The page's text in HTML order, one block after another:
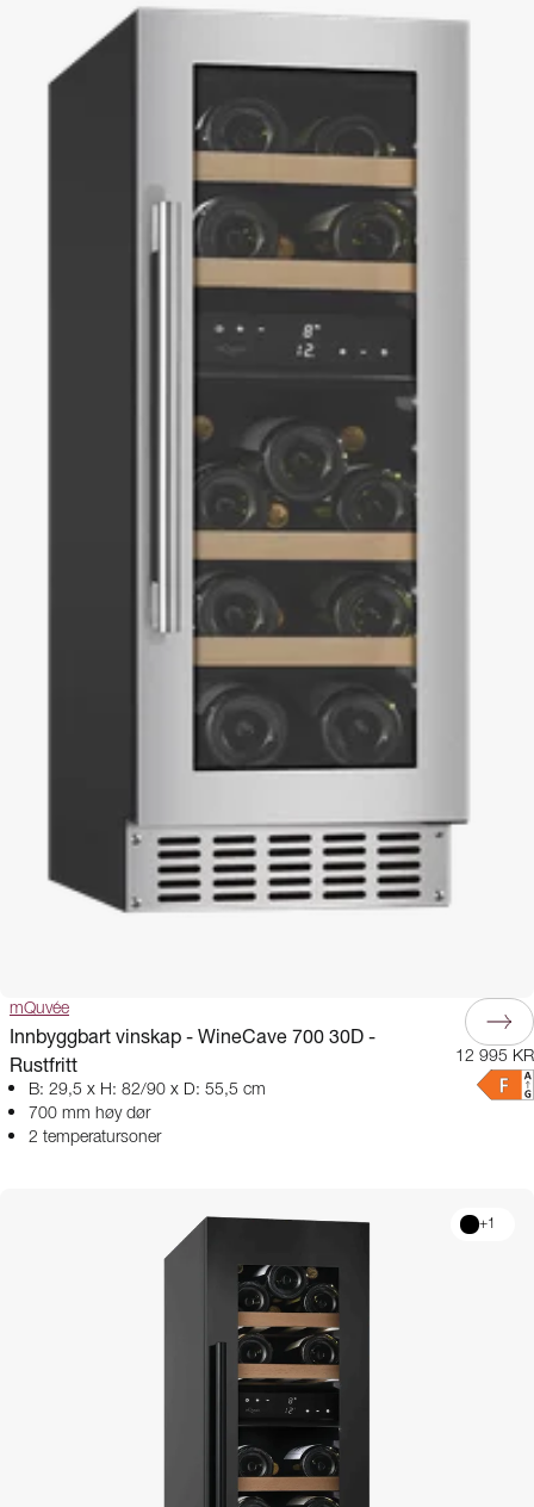
mQuvée
Innbyggbart vinskap - WineCave 700 30D -
Rustfritt
B: 29,5 x H: 82/90 x D: 55,5 cm
700 mm høy dør
2 temperatursoner
12 995 KR
+1